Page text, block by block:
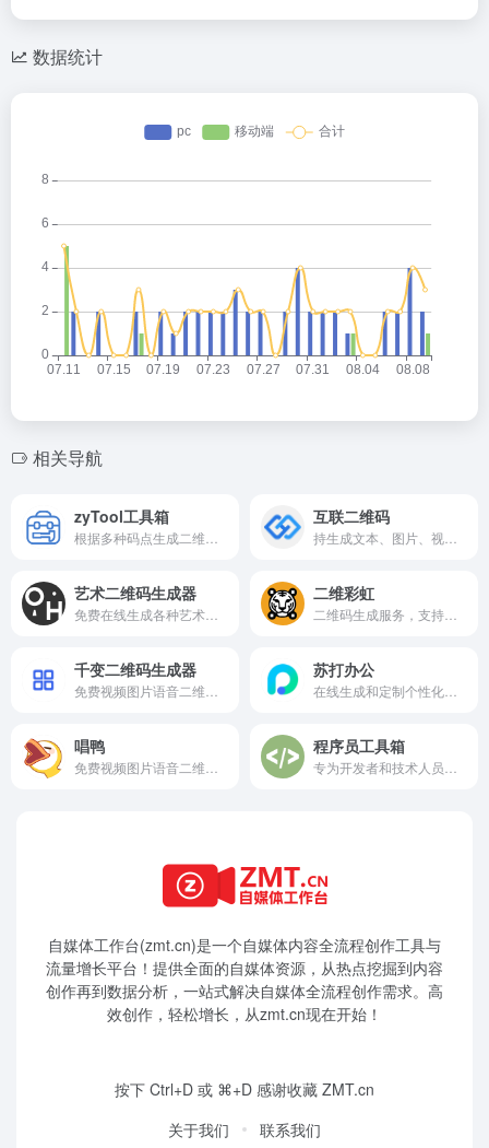
数据统计
相关导航
zyTool工具箱 互联二维码
艺术二维码生成器 二维彩虹
千变二维码生成器 苏打办公
唱鸭 程序员工具箱
自媒体工作台(zmt.cn)是一个自媒体内容全流程创作工具与
流量增长平台！提供全面的自媒体资源，从热点挖掘到内容
创作再到数据分析，一站式解决自媒体全流程创作需求。高
效创作，轻松增长，从zmt.cn现在开始！
按下 Ctrl+D 或 ⌘+D 感谢收藏 ZMT.cn
关于我们
联系我们